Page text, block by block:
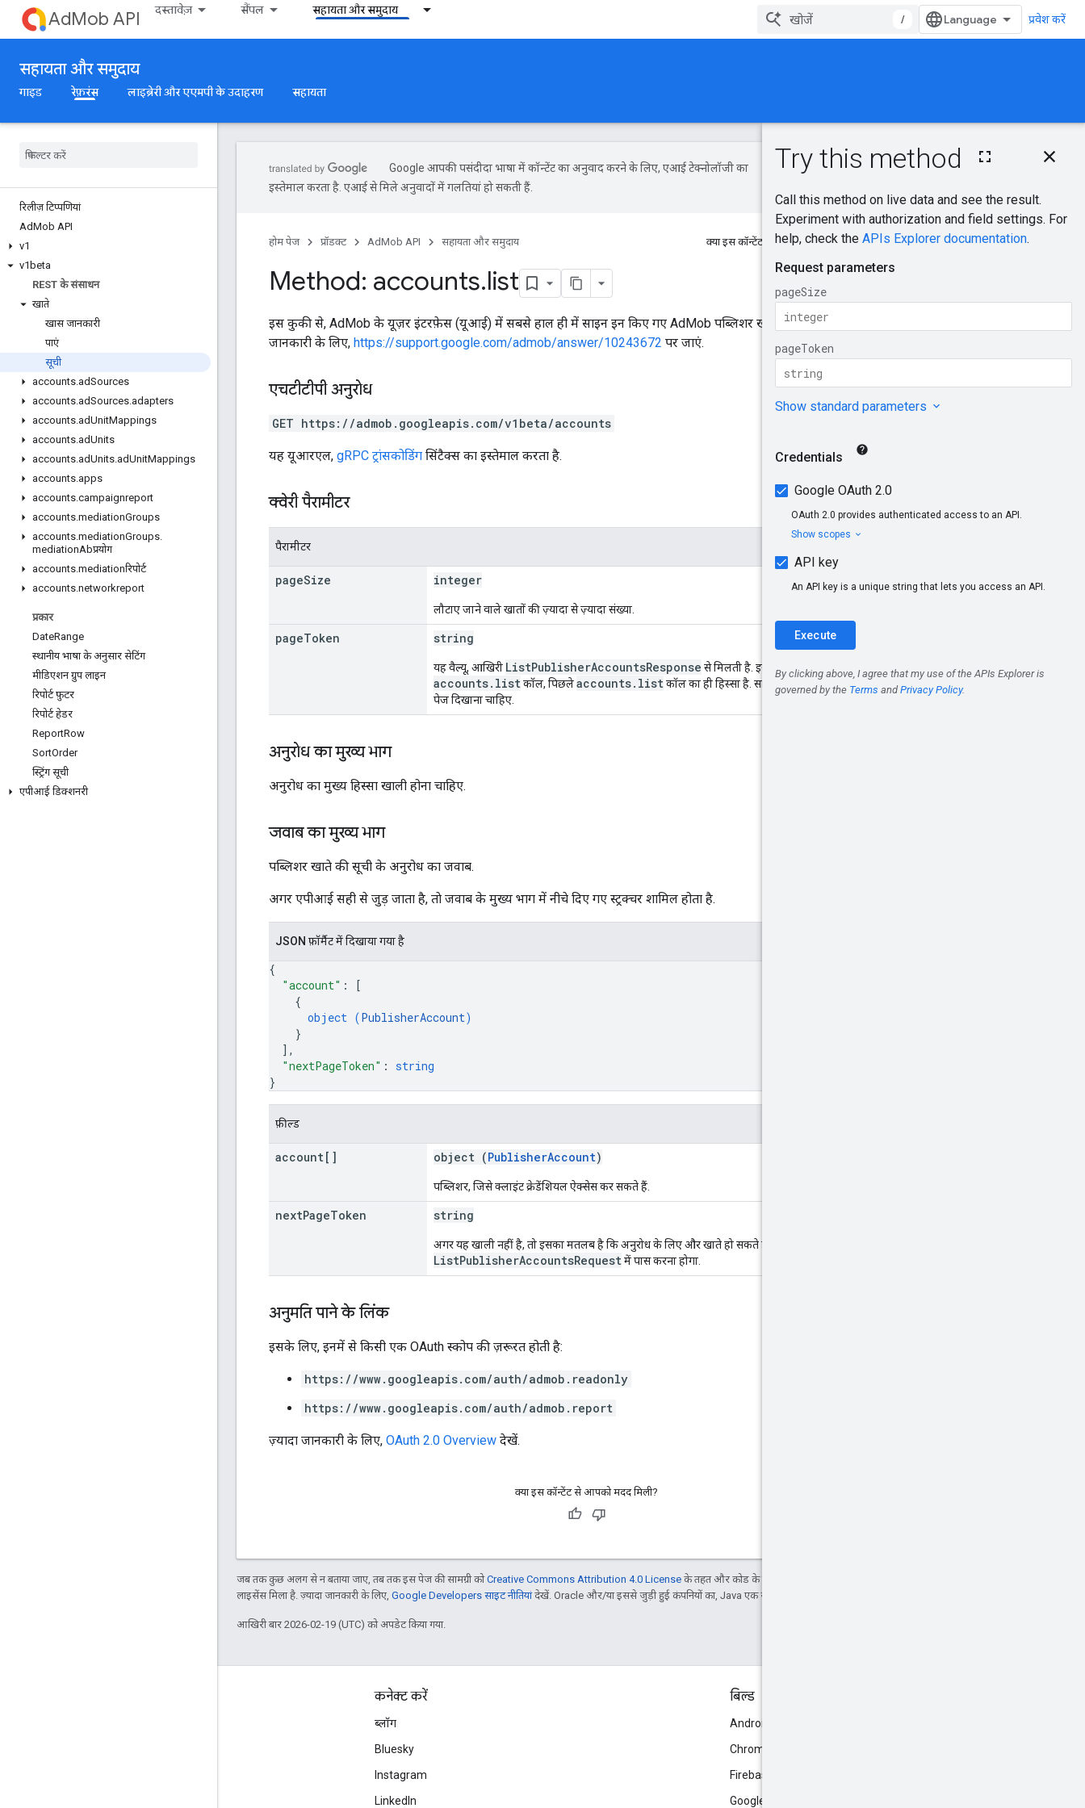
AdMob API दस्तावेज़ सैंपल सहायता और समुदाय
/ प्रवेश करें
सहायता और समुदाय
गाइड रेफ़रंस लाइब्रेरी और एएमपी के उदाहरण सहायता
रिलीज़ टिप्पणियां
AdMob API
v1
v1beta
REST के संसाधन
खाते
खास जानकारी
पाएं
सूची
accounts.adSources
accounts.adSources.adapters
accounts.adUnitMappings
accounts.adUnits
accounts.adUnits.adUnitMappings
accounts.apps
accounts.campaignreport
accounts.mediationGroups
accounts.mediationGroups.
mediationAbप्रयोग
accounts.mediationरिपोर्ट
accounts.networkreport
प्रकार
DateRange
स्थानीय भाषा के अनुसार सेटिंग
मीडिएशन ग्रुप लाइन
रिपोर्ट फ़ुटर
रिपोर्ट हेडर
ReportRow
SortOrder
स्ट्रिंग सूची
एपीआई डिक्शनरी
इस पेज पर, यह
जानकारी उपलब्ध है
क्वेरी पैरामीटर
अनुरोध का मुख्य भाग
जवाब का मुख्य भाग
Google आपकी पसंदीदा भाषा में कॉन्टेंट का अनुवाद करने के लिए, एआई टेक्नोलॉजी का
इस्तेमाल करता है. एआई से मिले अनुवादों में गलतियां हो सकती हैं.
होम पेज प्रॉडक्ट AdMob API सहायता और समुदाय क्या इस कॉन्टेंट से आपको मदद मिली?
Method: accounts.list
इस कुकी से, AdMob के यूज़र इंटरफ़ेस (यूआई) में सबसे हाल ही में साइन इन किए गए AdMob पब्लिशर खाते की सूची मिलती है. ज़्यादा
जानकारी के लिए, https://support.google.com/admob/answer/10243672 पर जाएं.
एचटीटीपी अनुरोध
GET https://admob.googleapis.com/v1beta/accounts
यह यूआरएल, gRPC ट्रांसकोडिंग सिंटैक्स का इस्तेमाल करता है.
क्वेरी पैरामीटर
पैरामीटर
pageSize integer
लौटाए जाने वाले खातों की ज़्यादा से ज़्यादा संख्या.
pageToken string
यह वैल्यू, आखिरी ListPublisherAccountsResponse से मिलती है. इससे पता चलता है कि यह
accounts.listकॉल, पिछलेaccounts.listकॉल का ही हिस्सा है. साथ ही, सिस्टम को डेटा का अगला
पेज दिखाना चाहिए.
अनुरोध का मुख्य भाग
अनुरोध का मुख्य हिस्सा खाली होना चाहिए.
जवाब का मुख्य भाग
पब्लिशर खाते की सूची के अनुरोध का जवाब.
अगर एपीआई सही से जुड़ जाता है, ताे जवाब के मुख्य भाग में नीचे दिए गए स्ट्रक्चर शामिल होता है.
JSON फ़ॉर्मैट में दिखाया गया है
{
"account" :
[
{
object (PublisherAccount)
}
] ,
"nextPageToken" : string
}
फ़ील्ड
account[] object (PublisherAccount)
पब्लिशर, जिसे क्लाइंट क्रेडेंशियल ऐक्सेस कर सकते हैं.
nextPageToken string
अगर यह खाली नहीं है, तो इसका मतलब है कि अनुरोध के लिए और खाते हो सकते हैं. आपको इस वैल्यू को नए
ListPublisherAccountsRequestमें पास करना होगा.
अनुमति पाने के लिंक
इसके लिए, इनमें से किसी एक OAuth स्कोप की ज़रूरत होती है:
https://www.googleapis.com/auth/admob.readonly
https://www.googleapis.com/auth/admob.report
ज़्यादा जानकारी के लिए, OAuth 2.0 Overview देखें.
क्या इस कॉन्टेंट से आपको मदद मिली?
जब तक कुछ अलग से न बताया जाए, तब तक इस पेज की सामग्री कोCreative Commons Attribution 4.0 License के तहत और कोड के नमूनों को
लाइसेंस मिला है. ज़्यादा जानकारी के लिए, Google Developers साइट नीतियांदेखें. Oracle और/या इससे जुड़ी हुई कंपनियों का, Java एक रजिस्टर किया हुआ ट्रेडमार्क है.
आखिरी बार 2026-02-19 (UTC) को अपडेट किया गया.
कनेक्ट करें
ब्लॉग
Bluesky
Instagram
LinkedIn
बिल्ड
Android
Chrome
Firebase
Google AI Studio